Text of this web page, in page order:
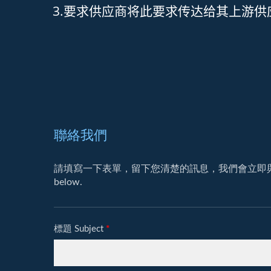
3.要求供应商将此要求传达给其上游供